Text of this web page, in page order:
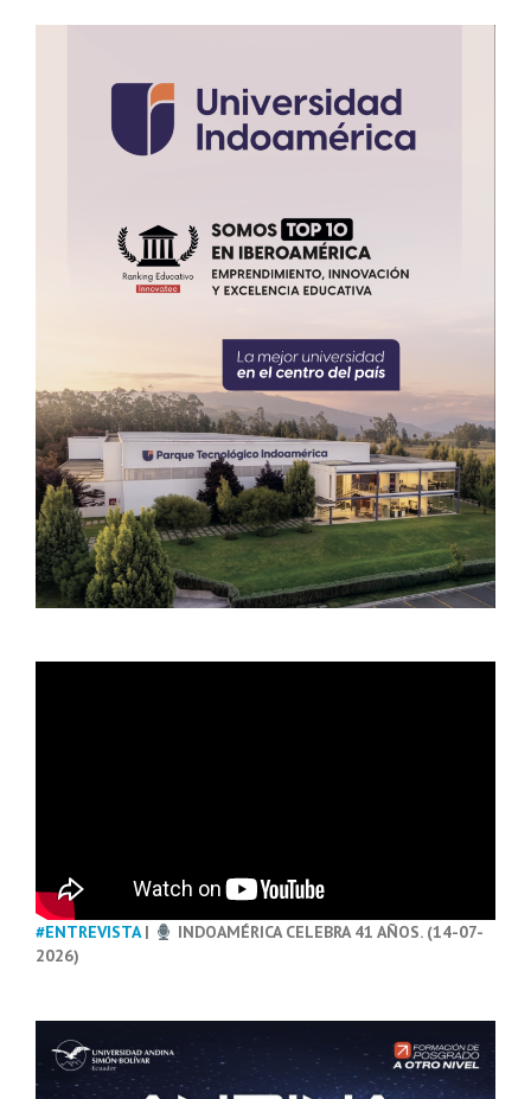
#ENTREVISTA|
INDOAMÉRICA CELEBRA 41 AÑOS. (14-07-
2026)